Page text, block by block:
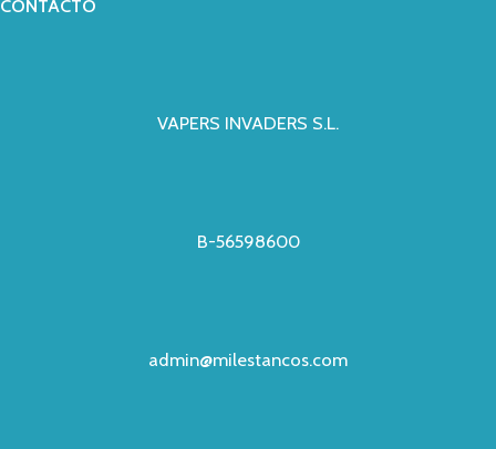
CONTACTO
VAPERS INVADERS S.L.
B-56598600
admin@milestancos.com